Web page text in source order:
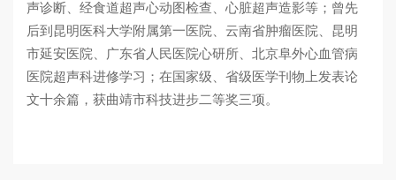
声诊断、经食道超声心动图检查、心脏超声造影等；曾先
后到昆明医科大学附属第一医院、云南省肿瘤医院、昆明
市延安医院、广东省人民医院心研所、北京阜外心血管病
医院超声科进修学习；在国家级、省级医学刊物上发表论
文十余篇，获曲靖市科技进步二等奖三项。